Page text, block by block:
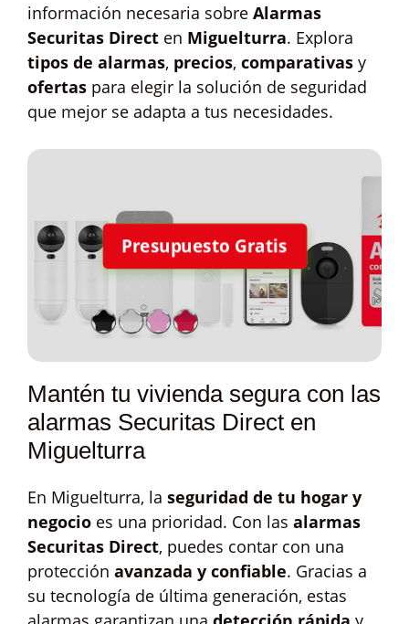
información necesaria sobre Alarmas
Securitas Direct en Miguelturra. Explora
tipos de alarmas, precios, comparativas y
ofertas para elegir la solución de seguridad
que mejor se adapta a tus necesidades.
Presupuesto Gratis
Mantén tu vivienda segura con las
alarmas Securitas Direct en
Miguelturra
En Miguelturra, la seguridad de tu hogar y
negocio es una prioridad. Con las alarmas
Securitas Direct, puedes contar con una
protección avanzada y confiable. Gracias a
su tecnología de última generación, estas